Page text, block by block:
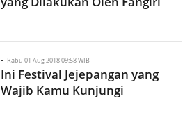
- Rabu 01 Aug 2018 09:58 WIB
Ini Festival Jejepangan yang
Wajib Kamu Kunjungi